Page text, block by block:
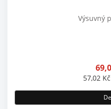
Výsuvný
57,02 Kč